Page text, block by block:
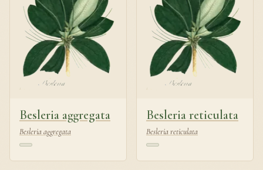
Besleria aggregata
Besleria aggregata
Besleria reticulata
Besleria reticulata